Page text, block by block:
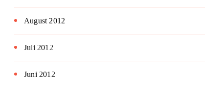
August 2012
Juli 2012
Juni 2012